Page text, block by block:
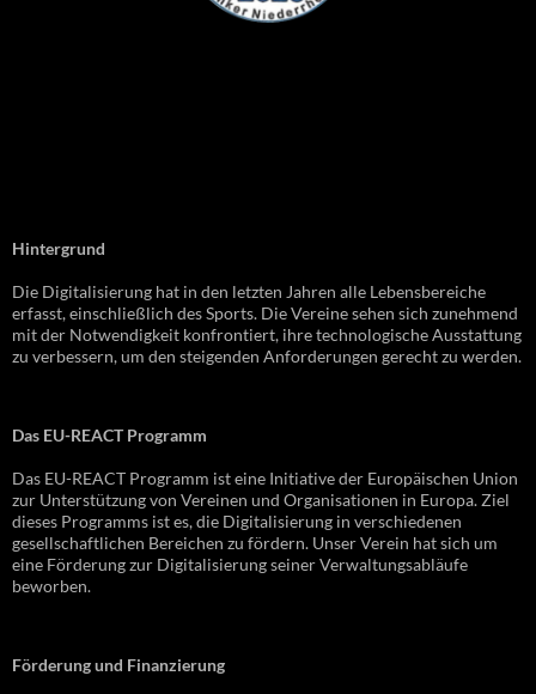
Hintergrund
Die Digitalisierung hat in den letzten Jahren alle Lebensbereiche
erfasst, einschließlich des Sports. Die Vereine sehen sich zunehmend
mit der Notwendigkeit konfrontiert, ihre technologische Ausstattung
zu verbessern, um den steigenden Anforderungen gerecht zu werden.
Das EU-REACT Programm
Das EU-REACT Programm ist eine Initiative der Europäischen Union
zur Unterstützung von Vereinen und Organisationen in Europa. Ziel
dieses Programms ist es, die Digitalisierung in verschiedenen
gesellschaftlichen Bereichen zu fördern. Unser Verein hat sich um
eine Förderung zur Digitalisierung seiner Verwaltungsabläufe
beworben.
Förderung und Finanzierung